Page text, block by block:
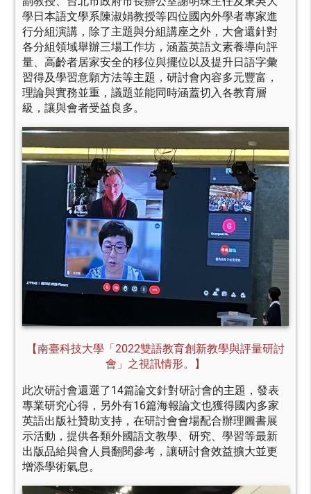
學日本語文學系陳淑娟教授等四位國內外學者專家進
行分組演講，除了主題與分組講座之外，大會還針對
各分組領域舉辦三場工作坊，涵蓋英語文素養導向評
量、高齡者居家安全的移位與擺位以及提升日語字彙
習得及學習意願方法等主題，研討會內容多元豐富，
理論與實務並重，議題並能同時涵蓋切入各教育層
級，讓與會者受益良多。
【南臺科技大學「2022雙語教育創新教學與評量研討
會」之視訊情形。】
此次研討會還選了14篇論文針對研討會的主題，發表
專業研究心得，另外有16篇海報論文也獲得國內多家
英語出版社贊助支持，在研討會會場配合辦理圖書展
示活動，提供各類外國語文教學、研究、學習等最新
出版品給與會人員翻閱參考，讓研討會效益擴大並更
增添學術氣息。